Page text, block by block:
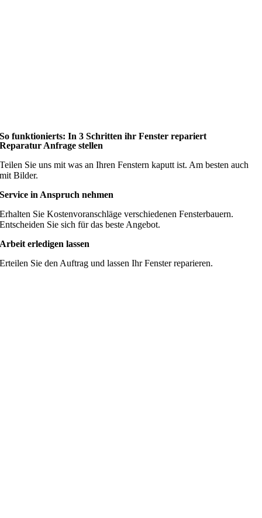
So funktionierts: In 3 Schritten ihr Fenster repariert
Reparatur Anfrage stellen
Teilen Sie uns mit was an Ihren Fenstern kaputt ist. Am besten auch
mit Bilder.
Service in Anspruch nehmen
Erhalten Sie Kostenvoranschläge verschiedenen Fensterbauern.
Entscheiden Sie sich für das beste Angebot.
Arbeit erledigen lassen
Erteilen Sie den Auftrag und lassen Ihr Fenster reparieren.